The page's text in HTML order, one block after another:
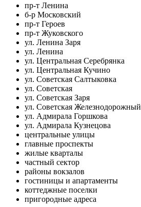
пр-т Ленина
б-р Московский
пр-т Героев
пр-т Жуковского
ул. Ленина Заря
ул. Ленина
ул. Центральная Серебрянка
ул. Центральная Кучино
ул. Советская Салтыковка
ул. Советская
ул. Советская Заря
ул. Советская Железнодорожный
ул. Адмирала Горшкова
ул. Адмирала Кузнецова
центральные улицы
главные проспекты
жилые кварталы
частный сектор
районы вокзалов
гостиницы и апартаменты
коттеджные поселки
пригородные адреса